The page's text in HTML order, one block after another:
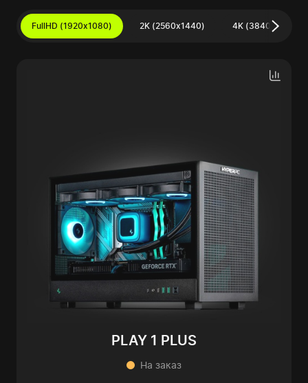
FullHD (1920x1080) 2K (2560x1440) 4K (3840x2160)
PLAY 1 PLUS
На заказ